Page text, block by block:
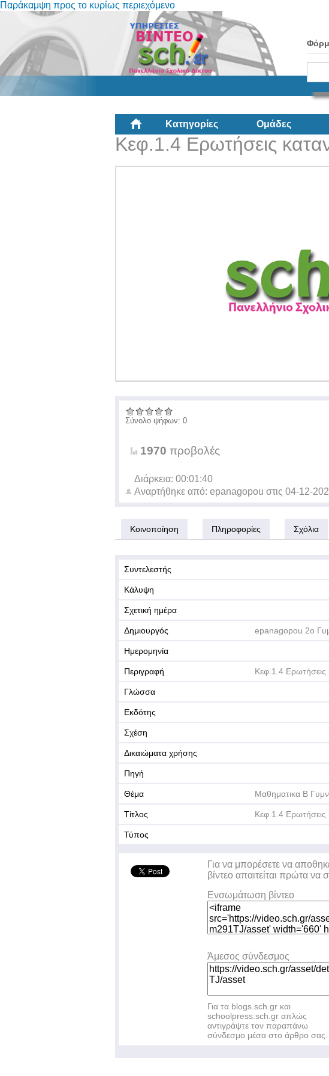
Παράκαμψη προς το κυρίως περιεχόμενο
Κατηγορίες Ομάδες
Κεφ.1.4 Ερωτήσεις
Σύνολο ψήφων: 0
1970 προβολές
Διάρκεια: 00:01:40
Αναρτήθηκε από: epanagopou στις 04-12-
Κοινοποίηση Πληροφορίες Σχόλια
Συντελεστής
Κάλυψη
Σχετική ημέρα
Δημιουργός epanagopou 2o
Ημερομηνία
Περιγραφή Κεφ.1.4 Ερωτήσεις
Γλώσσα
Εκδότης
Σχέση
Δικαιώματα χρήσης
Πηγή
Θέμα Μαθηματικα Β
Τίτλος Κεφ.1.4 Ερωτήσεις
Τύπος
Για να μπορέσετε να
βίντεο απαιτείται πρώτα να
Ενσωμάτωση βίντεο
Άμεσος σύνδεσμος
Για τα blogs.sch.gr και
schoolpress.sch.gr απλώς
αντιγράψτε τον παραπάνω
σύνδεσμο μέσα στο άρθρο σας.